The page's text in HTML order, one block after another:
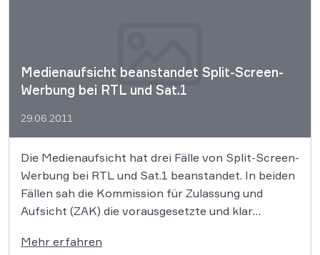
Medienaufsicht beanstandet Split-Screen-
Werbung bei RTL und Sat.1
29.06.2011
Die Medienaufsicht hat drei Fälle von Split-Screen-
Werbung bei RTL und Sat.1 beanstandet. In beiden
Fällen sah die Kommission für Zulassung und
Aufsicht (ZAK) die vorausgesetzte und klar
als nicht gegeben.
Mehr erfahren